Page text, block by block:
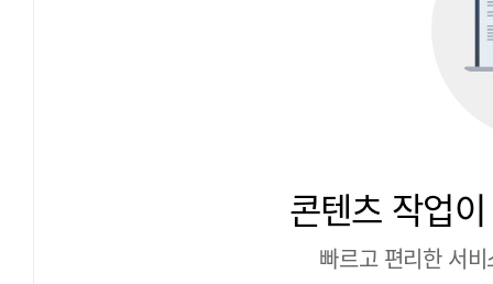
콘텐츠 작업
빠르고 편리한 서